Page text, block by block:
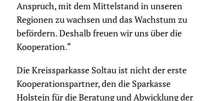
Anspruch, mit dem Mittelstand in unseren
Regionen zu wachsen und das Wachstum zu
befördern. Deshalb freuen wir uns über die
Kooperation.“
Die Kreissparkasse Soltau ist nicht der erste
Kooperationspartner, den die Sparkasse
Holstein für die Beratung und Abwicklung der